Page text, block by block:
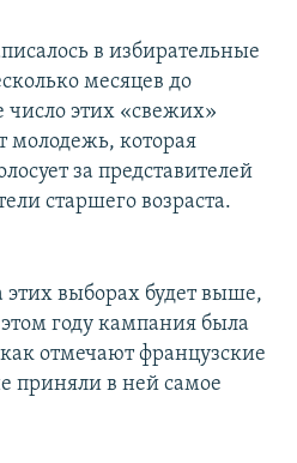
в избирательные
месяцев до
число этих «свежих»
молодежь, которая
за представителей
старшего возраста.
этих выборах будет выше,
году кампания была
отмечают французские
приняли в ней самое